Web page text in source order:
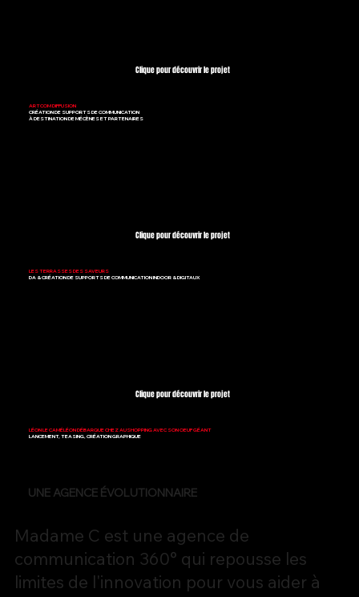
UNE AGENCE ÉVOLUTIONNAIRE
Madame C est une agence de
communication 360° qui repousse les
limites de l'innovation pour vous aider à
Clique pour découvrir le projet
ARTCOM DIFFUSION
CRÉATION DE SUPPORTS DE COMMUNICATION
À DESTINATION DE MÉCÈNES ET PARTENAIRES
Clique pour découvrir le projet
LES TERRASSES DES SAVEURS
DA & CRÉATION DE SUPPORTS DE COMMUNICATION INDOOR & DIGITAUX
Clique pour découvrir le projet
LÉON LE CAMÉLÉON DÉBARQUE CHEZ AUSHOPPING AVEC SON OEUF GÉANT
LANCEMENT, TEASING, CRÉATION GRAPHIQUE